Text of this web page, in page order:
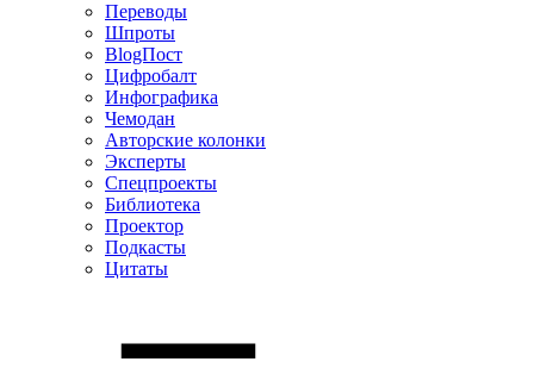
Переводы
Шпроты
BlogПост
Цифробалт
Инфографика
Чемодан
Авторские колонки
Эксперты
Спецпроекты
Библиотека
Проектор
Подкасты
Цитаты